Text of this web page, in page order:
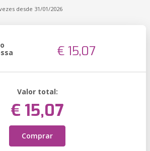
desde 31/01/2026
€ 15,07
Valor total:
€ 15,07
Comprar